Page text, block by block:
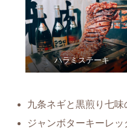
ハラミステーキ
九条ネギと黒煎り七味
ジャンボターキーレッ